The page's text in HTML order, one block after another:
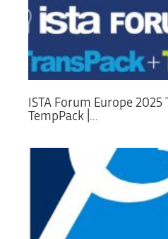
ISTA Forum Europe 2025
TempPack |...